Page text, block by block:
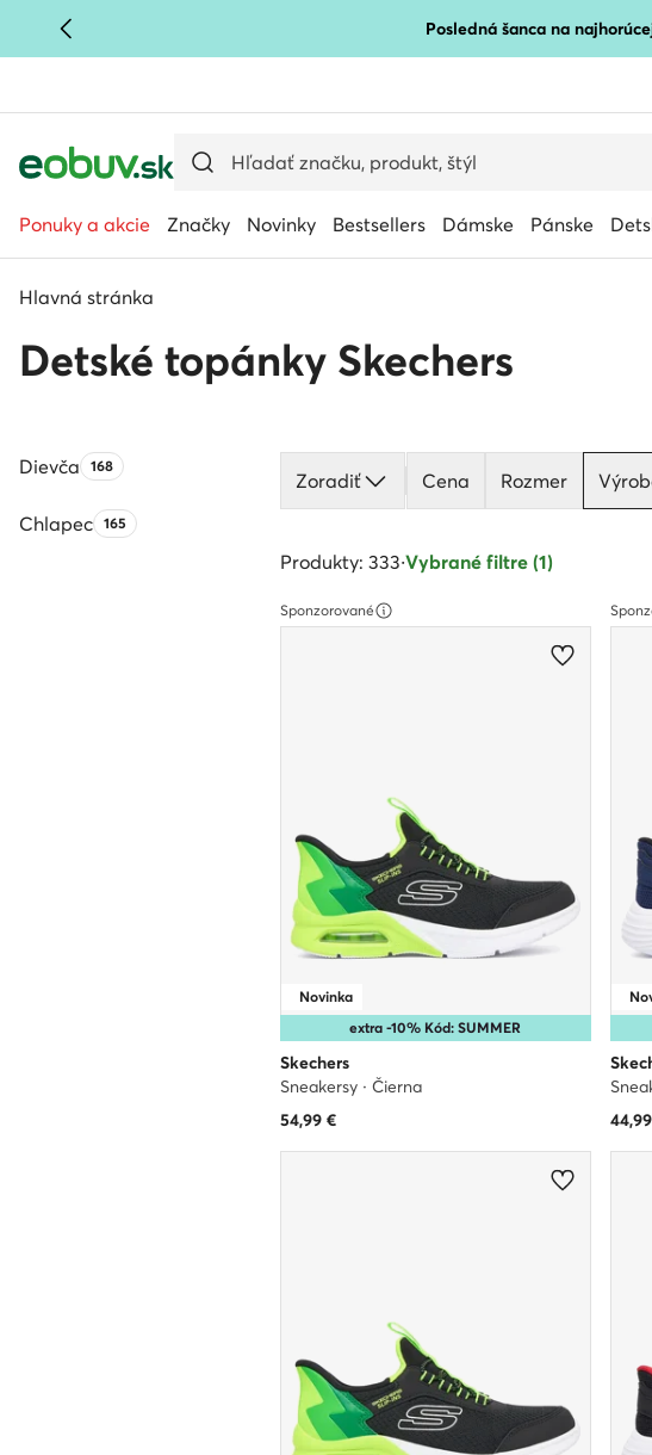
PREJSŤ NA HLAVNÝ OBSAH Posledná šanca na
Ponuky a akcie Značky Novinky Bestsellers Dámske Pánske
Hlavná stránka
Detské topánky Skechers
DievčaPočet produktov:
168
ChlapecPočet produktov:
165
Zoradiť Cena Rozmer
Produkty: 333·Vybrané filtre (1)
Sponzorované
extra -10% Kód: SUMMER
Novinka
Skechers
Sneakersy · Čierna
54,99€
44,99